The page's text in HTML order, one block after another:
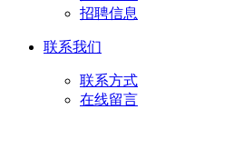
招聘信息
联系我们
联系方式
在线留言